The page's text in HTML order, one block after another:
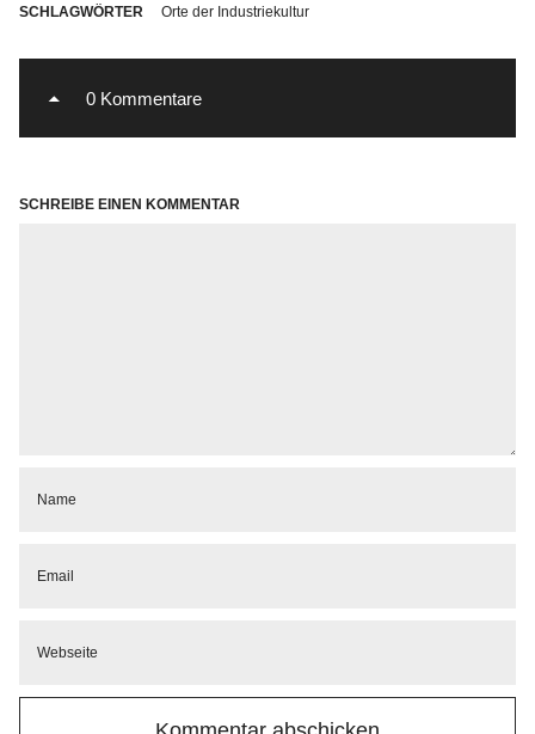
SCHLAGWÖRTER Orte der Industriekultur
0 Kommentare
SCHREIBE EINEN KOMMENTAR